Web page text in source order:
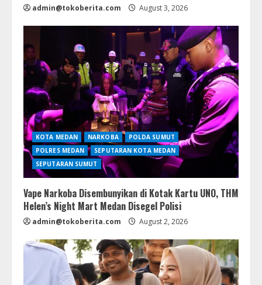
admin@tokoberita.com August 3, 2026
KOTA MEDAN NARKOBA
POLDA SUMUT
POLRES MEDAN
SEPUTARAN KOTA MEDAN
SEPUTARAN SUMUT
Vape Narkoba Disembunyikan di Kotak Kartu UNO, THM
Helen’s Night Mart Medan Disegel Polisi
admin@tokoberita.com August 2, 2026